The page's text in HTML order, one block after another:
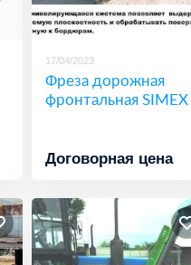
17/04/2023
Фреза дорожная
фронтальная SIMEX
Договорная цена